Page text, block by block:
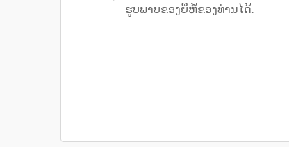
ຮູບພາບຂອງຍີ່ຫໍ້ຂອງທ່ານໄດ້.